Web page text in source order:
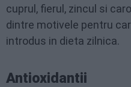
cuprul, fierul, zincul si
dintre motivele pentru
introdus in dieta zilnica.
Antioxidantii